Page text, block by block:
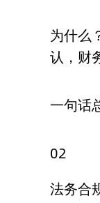
为什么
认，财
一句话
02
法务合